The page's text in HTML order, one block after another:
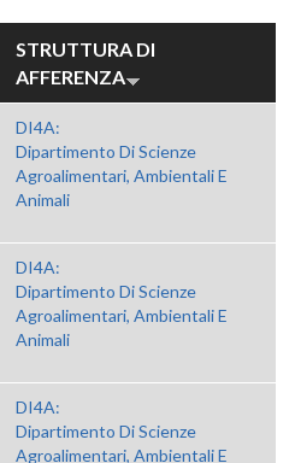
STRUTTURA DI
AFFERENZA
DI4A:
Dipartimento Di Scienze
Agroalimentari, Ambientali E
Animali
DI4A:
Dipartimento Di Scienze
Agroalimentari, Ambientali E
Animali
DI4A:
Dipartimento Di Scienze
Agroalimentari, Ambientali E